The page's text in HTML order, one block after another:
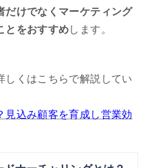
だけでなくマーケティング
とをおすすめします。
くはこちらで解説してい
見込み顧客を育成し営業効